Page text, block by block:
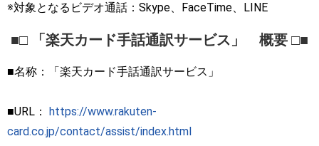
※対象となるビデオ通話：Skype、FaceTime、LINE
■□ 「楽天カード手話通訳サービス」 概要 □■
■名称：「楽天カード手話通訳サービス」
■URL： https://www.rakuten-
card.co.jp/contact/assist/index.html